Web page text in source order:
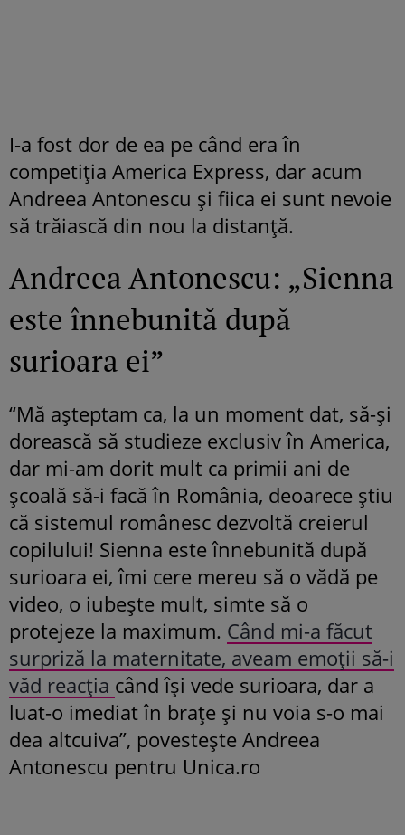
I-a fost dor de ea pe când era în
competiția America Express, dar acum
Andreea Antonescu și fiica ei sunt nevoie
să trăiască din nou la distanță.
Andreea Antonescu: „Sienna
este înnebunită după
surioara ei”
“Mă așteptam ca, la un moment dat, să-și
dorească să studieze exclusiv în America,
dar mi-am dorit mult ca primii ani de
școală să-i facă în România, deoarece știu
că sistemul românesc dezvoltă creierul
copilului! Sienna este înnebunită după
surioara ei, îmi cere mereu să o vădă pe
video, o iubește mult, simte să o
protejeze la maximum. Când mi-a făcut
surpriză la maternitate, aveam emoții să-i
văd reacția când își vede surioara, dar a
luat-o imediat în brațe și nu voia s-o mai
dea altcuiva”, povestește Andreea
Antonescu pentru Unica.ro